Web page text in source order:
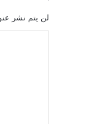
لن يتم نشر